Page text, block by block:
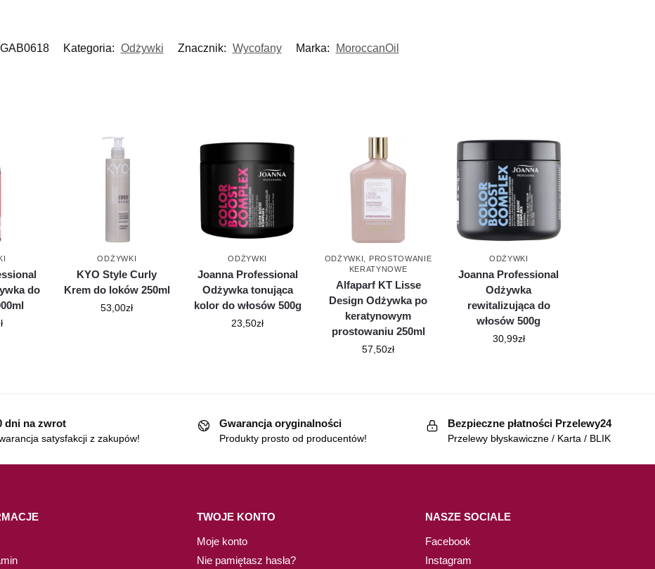
GAB0618 Kategoria: Odżywki Znacznik: Wycofany Marka: MoroccanOil
do
ODŻYWKI
KYO Style Curly
Krem do loków 250ml
53,00zł
ODŻYWKI
Joanna Professional
Odżywka tonująca
kolor do włosów 500g
23,50zł
ODŻYWKI
PROSTOWANIE
KERATYNOWE
Alfaparf KT Lisse
Design Odżywka po
keratynowym
prostowaniu 250ml
57,50zł
ODŻYWKI
Joanna Professional
Odżywka
rewitalizująca do
włosów 500g
30,99zł
dni na zwrot
satysfakcji z zakupów!
Gwarancja oryginalności
Produkty prosto od producentów!
Bezpieczne płatności Przelewy24
Przelewy błyskawiczne / Karta / BLIK
TWOJE KONTO
Moje konto
Nie pamiętasz hasła?
NASZE SOCIALE
Facebook
Instagram